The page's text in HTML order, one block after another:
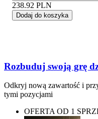
238.92 PLN
Dodaj do koszyka
Rozbuduj swoją grę
Odkryj nową zawartość i
tymi pozycjami
OFERTA OD 1